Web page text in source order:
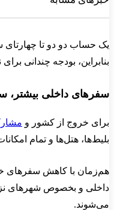
بنابراین، بودجه چندانی برای نوروز ۱۴۰۲ و تفریحات آن
سفرهای داخلی بیشتر،
برای خروج از کشور و
بلیط‌ها، هتل‌ها و تمام
هم‌زمان با کاهش سفرهای
داخلی و بخصوص شهرهای
می‌شوند.